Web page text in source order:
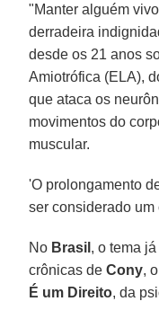
"Manter alguém
derradeira
desde os 21 anos
Amiotrófica (ELA),
que ataca os
movimentos do
muscular.
'O prolongamento
ser considerado um
No Brasil , o tema
crônicas deCony,
É um Direito, da